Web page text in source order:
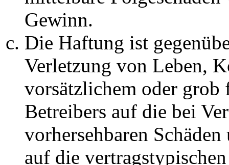
Gewinn.
Die Haftung ist
Verletzung von Leben,
vorsätzlichem oder grob
Betreibers auf die bei
vorhersehbaren
auf die